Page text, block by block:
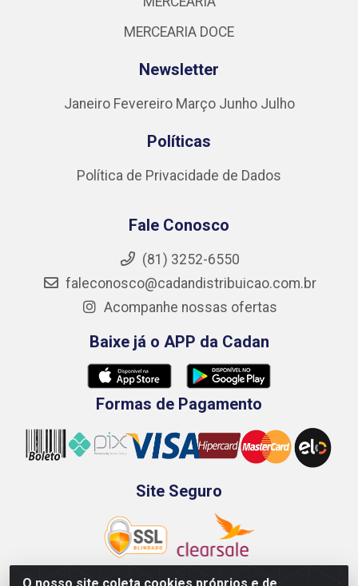
MERCEARIA DOCE
Newsletter
Janeiro Fevereiro Março Junho Julho
Políticas
Política de Privacidade de Dados
Fale Conosco
(81) 3252-6550
faleconosco@cadandistribuicao.com.br
Acompanhe nossas ofertas
Baixe já o APP da Cadan
Formas de Pagamento
Site Seguro